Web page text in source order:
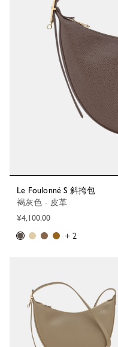
Le Foulonné S 斜挎包
褐灰色 - 皮革
¥4,100.00
+ 2